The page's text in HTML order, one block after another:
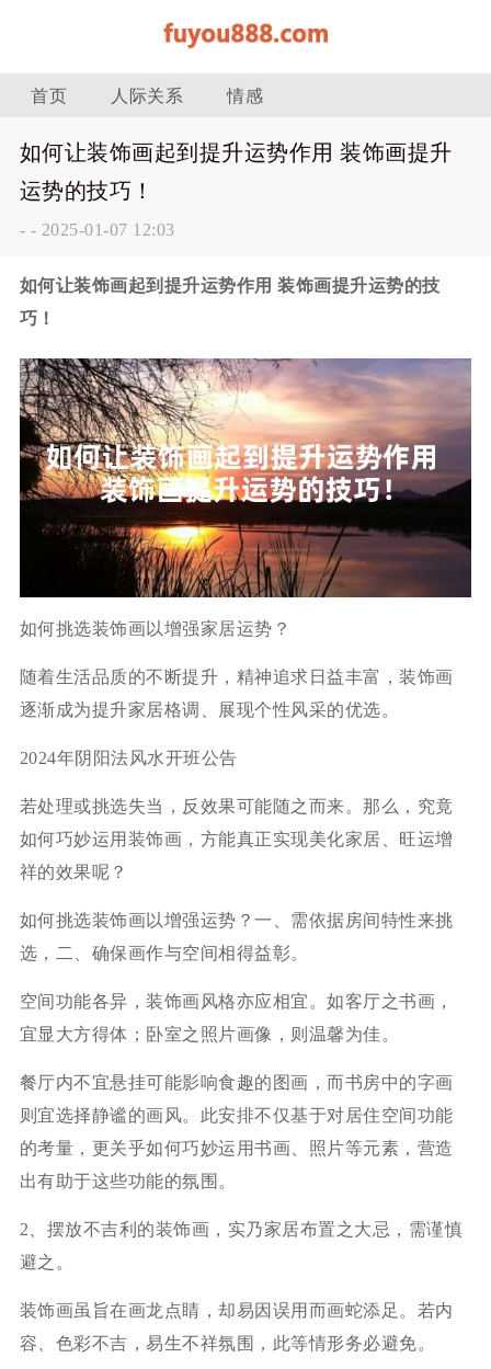
首页 人际关系 情感
如何让装饰画起到提升运势作用 装饰画提升
运势的技巧！
- - 2025-01-07 12:03
如何让装饰画起到提升运势作用 装饰画提升运势的技
巧！
如何挑选装饰画以增强家居运势？
随着生活品质的不断提升，精神追求日益丰富，装饰画
逐渐成为提升家居格调、展现个性风采的优选。
2024年阴阳法风水开班公告
若处理或挑选失当，反效果可能随之而来。那么，究竟
如何巧妙运用装饰画，方能真正实现美化家居、旺运增
祥的效果呢？
如何挑选装饰画以增强运势？一、需依据房间特性来挑
选，二、确保画作与空间相得益彰。
空间功能各异，装饰画风格亦应相宜。如客厅之书画，
宜显大方得体；卧室之照片画像，则温馨为佳。
餐厅内不宜悬挂可能影响食趣的图画，而书房中的字画
则宜选择静谧的画风。此安排不仅基于对居住空间功能
的考量，更关乎如何巧妙运用书画、照片等元素，营造
出有助于这些功能的氛围。
2、摆放不吉利的装饰画，实乃家居布置之大忌，需谨慎
避之。
装饰画虽旨在画龙点睛，却易因误用而画蛇添足。若内
容、色彩不吉，易生不祥氛围，此等情形务必避免。